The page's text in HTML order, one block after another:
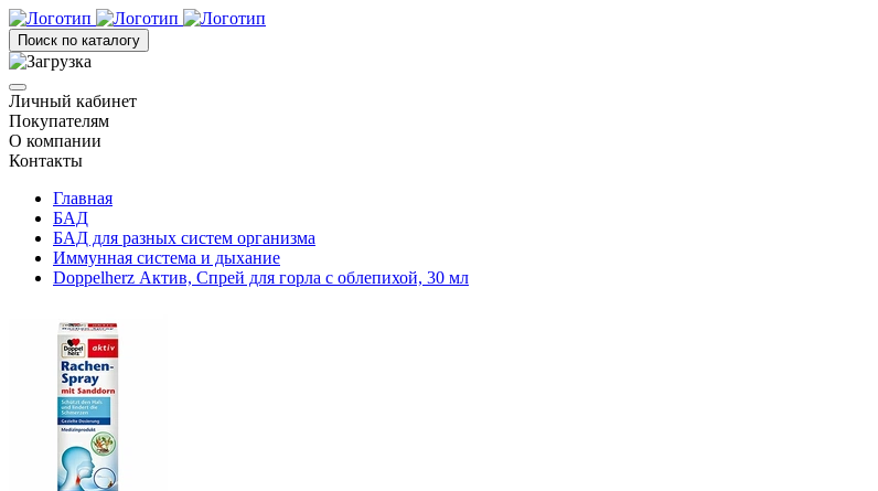
Поиск по каталогу
Личный кабинет
Покупателям
О компании
Контакты
Главная
БАД
БАД для разных систем организма
Иммунная система и дыхание
Doppelherz Актив, Спрей для горла с облепихой, 30 мл